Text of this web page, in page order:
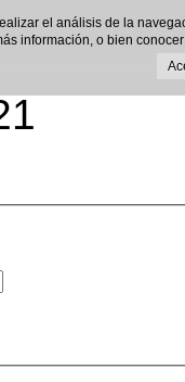
el análisis de la
información, o bien